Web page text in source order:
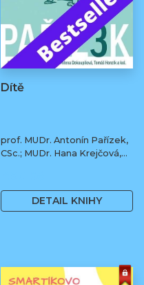
Dítě
prof. MUDr. Antonín Pařízek,
CSc.; MUDr. Hana Krejčová,
Tomáš Honzík, Ph.D. a kol.
DETAIL KNIHY